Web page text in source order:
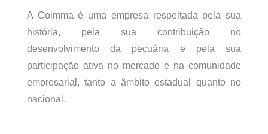
A Coimma é uma empresa respeitada pela sua
história, pela sua contribuição no
desenvolvimento da pecuária e pela sua
participação ativa no mercado e na comunidade
empresarial, tanto a âmbito estadual quanto no
nacional.